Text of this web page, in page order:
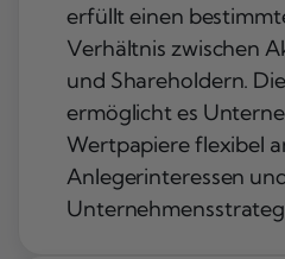
erfüllt einen
Verhältnis zwischen
und Shareholdern.
ermöglicht es
Wertpapiere flexibel
Anlegerinteressen